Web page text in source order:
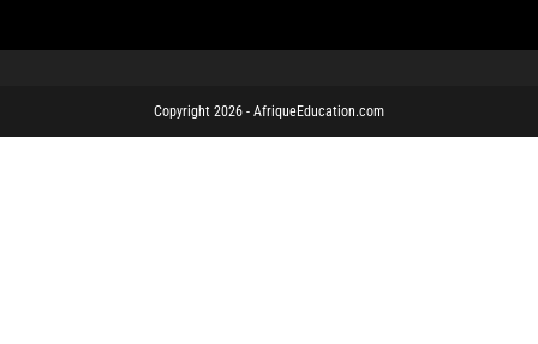
Copyright 2026 - AfriqueEducation.com